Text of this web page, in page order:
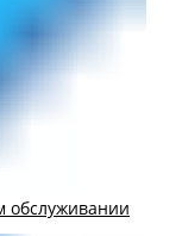
обслуживании